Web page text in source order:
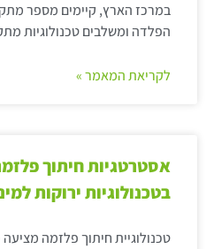
במרכז הארץ, קיימים מספר
הפלדה ומשלבים טכנולוגיות
לקריאת המאמר »
אסטרטגיות חיתוך
בטכנולוגיות ירוקות
טכנולוגיית חיתוך פלזמה מציעה